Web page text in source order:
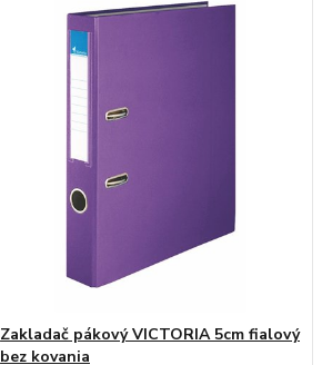
Zakladač pákový VICTORIA 5cm fialový
bez kovania